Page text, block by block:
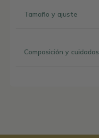
Tamaño y ajuste
Composición y cuidados